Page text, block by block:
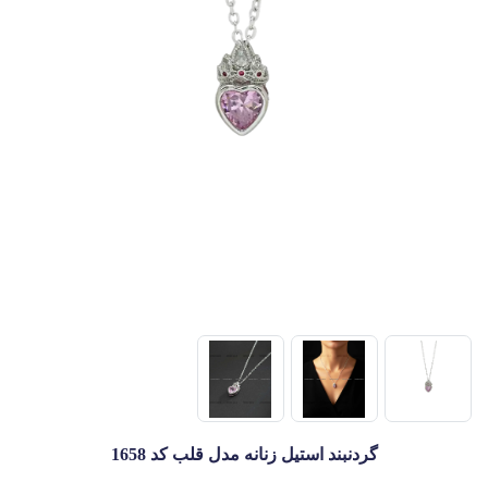
گردنبند استیل زنانه مدل قلب کد 1658